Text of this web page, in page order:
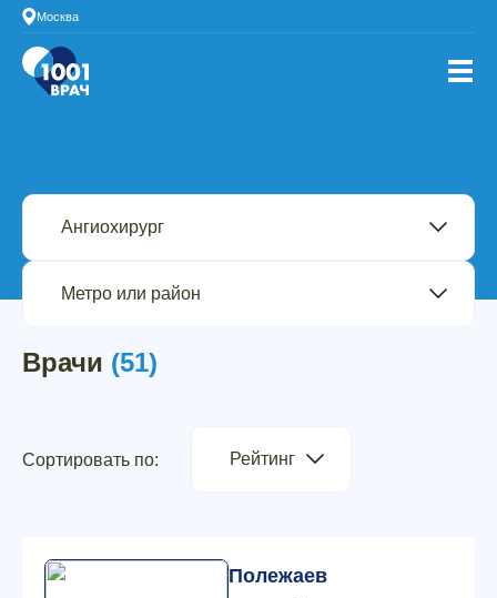
Москва
Врачи (51)
Сортировать по: Рейтинг
Полежаев